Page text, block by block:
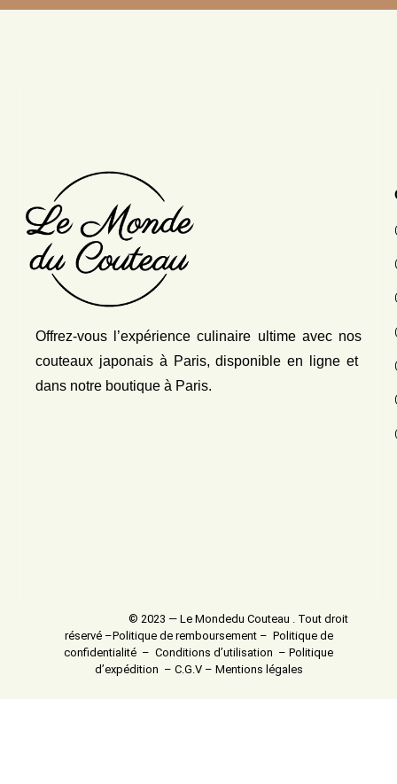
Offrez-vous l’expérience culinaire ultime avec nos
couteaux japonais à Paris, disponible en ligne et
dans notre boutique à Paris.
© 2023 — Le Mondedu Couteau . Tout droit
réservé –Politique de remboursement – Politique de
confidentialité – Conditions d’utilisation – Politique
d’expédition – C.G.V– Mentions légales